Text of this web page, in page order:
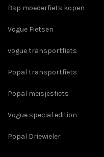
Bsp moederfiets kopen
Vogue Fietsen
vogue transportfiets
Popal transportfiets
Popal meisjesfiets
Vogue special edition
Popal Driewieler